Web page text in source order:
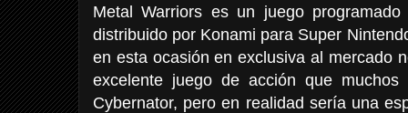
Metal Warriors es un juego
distribuido por Konami para Super
en esta ocasión en exclusiva al mercado
excelente juego de acción que
Cybernator, pero en realidad sería una